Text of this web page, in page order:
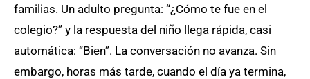
familias. Un adulto pregunta: “¿Cómo te fue en el
colegio?” y la respuesta del niño llega rápida, casi
automática: “Bien”. La conversación no avanza. Sin
embargo, horas más tarde, cuando el día ya termina,